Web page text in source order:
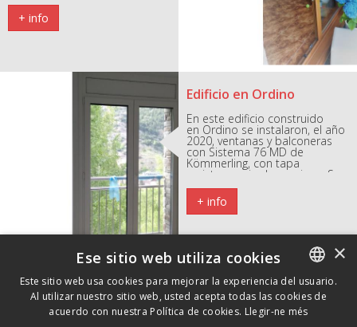
+ info
Edificio en Ordino
En este edificio construido
en Ordino se instalaron, el año
2020, ventanas y balconeras
con Sistema 76 MD de
Kömmerling, con tapa
registro y guia de persiana. Son
bicolor: Gris Antracita por el
exterior y Blanco por el interior.
Y tienen triple vidrio.
+ info
Chalet en la Massana
En este chalet de la Massana
hemos instalado ventanas con
CATALAN
×
Ese sitio web utiliza cookies
Este sitio web usa cookies para mejorar la experiencia del usuario.
Al utilizar nuestro sitio web, usted acepta todas las cookies de
acuerdo con nuestra Política de cookies. Llegir-ne més